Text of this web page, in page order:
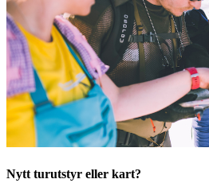
Nytt turutstyr eller kart?